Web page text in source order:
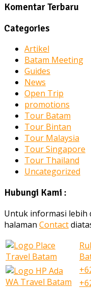
Komentar Terbaru
Categories
Artikel
Batam Meeting
Guides
News
Open Trip
promotions
Tour Batam
Tour Bintan
Tour Malaysia
Tour Singapore
Tour Thailand
Uncategorized
Hubungi Kami :
Untuk informasi lebih
halaman Contact